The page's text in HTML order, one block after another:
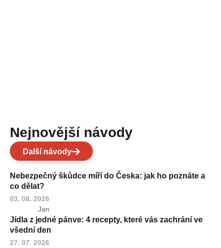
Nejnovější návody
Další návody
Nebezpečný škůdce míří do Česka: jak ho poznáte a
co dělat?
03. 08. 2026
Jan
Jídla z jedné pánve: 4 recepty, které vás zachrání ve
všední den
27. 07. 2026